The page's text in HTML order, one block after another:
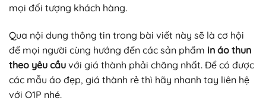
mọi đối tượng khách hàng.
Qua nội dung thông tin trong bài viết này sẽ là cơ hội
để mọi người cùng hướng đến các sản phẩm in áo thun
theo yêu cầu với giá thành phải chăng nhất. Để có được
các mẫu áo đẹp, giá thành rẻ thì hãy nhanh tay liên hệ
với O1P nhé.